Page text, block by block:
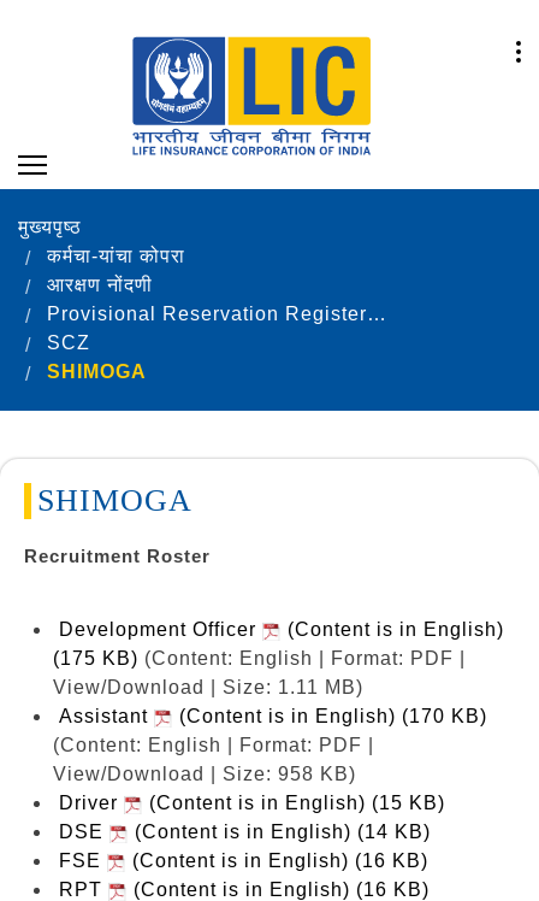
मुख्यपृष्ठ
कर्मचा-यांचा कोपरा
आरक्षण नोंदणी
Provisional Reservation Registers as on 31.12.2024
SCZ
SHIMOGA
SHIMOGA
Recruitment Roster
Development Officer
(Content is in English)
(175 KB) (Content: English | Format: PDF |
View/Download | Size: 1.11 MB)
Assistant
(Content is in English) (170 KB)
(Content: English | Format: PDF |
View/Download | Size: 958 KB)
Driver
(Content is in English) (15 KB)
DSE
(Content is in English) (14 KB)
FSE
(Content is in English) (16 KB)
RPT
(Content is in English) (16 KB)